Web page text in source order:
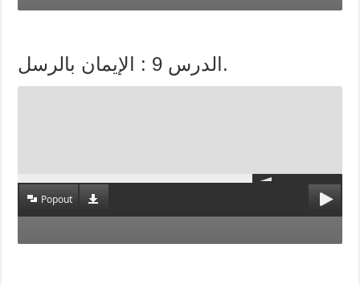
الدرس 9 : الإيمان بالرسل.
Popout